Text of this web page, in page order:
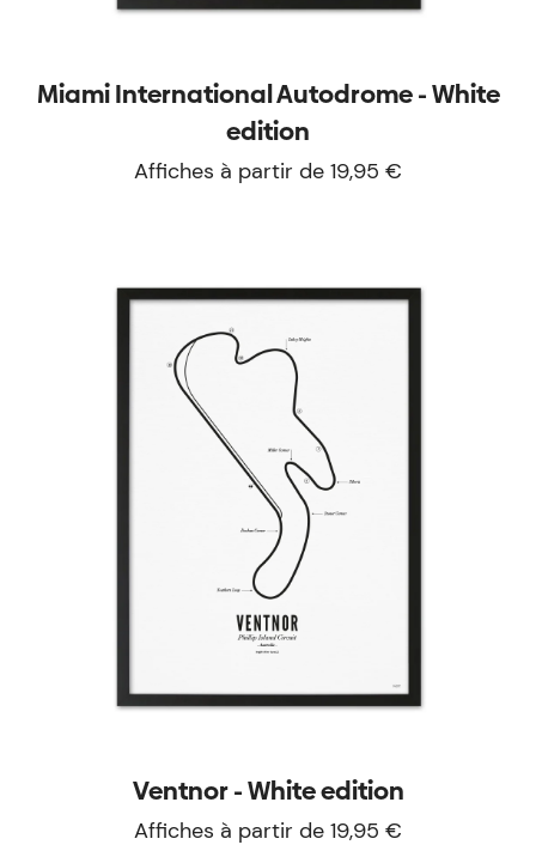
Miami International Autodrome - White
edition
Affiches à partir de 19,95 €
Ventnor - White edition
Affiches à partir de 19,95 €